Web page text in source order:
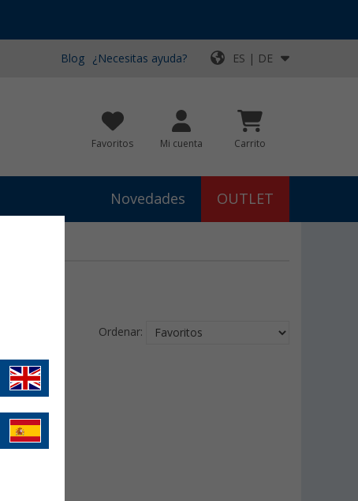
Blog ¿Necesitas ayuda? ES | DE
Favoritos Mi cuenta Carrito
Novedades OUTLET
Ordenar: